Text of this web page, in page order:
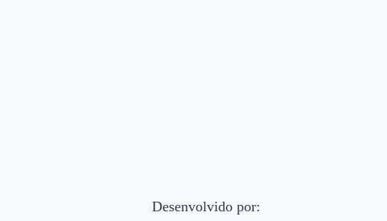
Desenvolvido por: